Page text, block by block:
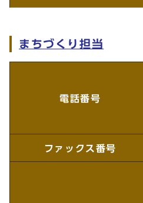
まちづくり担当
電話番号
ファックス番号